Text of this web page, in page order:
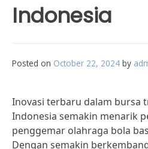
Indonesia
Posted on October 22, 2024 by
Inovasi terbaru dalam bursa
Indonesia semakin menarik
penggemar olahraga bola
Dengan semakin